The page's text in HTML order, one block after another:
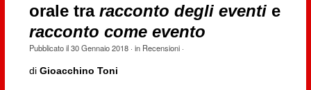
orale tra racconto degli eventie
racconto come evento
Pubblicato il30 Gennaio 2018· in Recensioni·
di Gioacchino Toni